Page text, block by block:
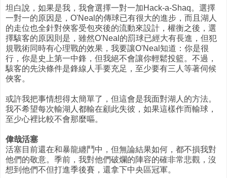
坦白說，如果是我，我會選擇一對一加Hack-a-Shaq。選擇
一對一的原因是，O'Neal的傳球已有很大的進步，而且湖人
的走位也全針對俠客受包夾後的流動來設計，權衡之後，選
擇駭客的原因則是，雖然O'Neal的罰球已經大有長進，但犯
規戰術同時有心理戰的效果，我要讓O'Neal知道：你是很
行，你是史上第一中鋒，但我絕不會讓你輕鬆投籃。不過，
駭客的先決條件是鋒線人手要充足，至少要有三人等著伺候
俠客。
或許我把事情想得太簡單了，但這會是我面對湖人的方法。
我不希望每次輸湖人都輸在顧此失彼，如果這樣作而輸球，
至少心裡比較不會那麼嘔。
偉哉活塞
活塞目前還在和暴龍纏鬥中，但無論結果如何，都不損我對
他們的敬意。季前，我對他們破爛的陣容的確非常悲觀，沒
想到他們不但打進季後賽，還拿下中央區冠軍。